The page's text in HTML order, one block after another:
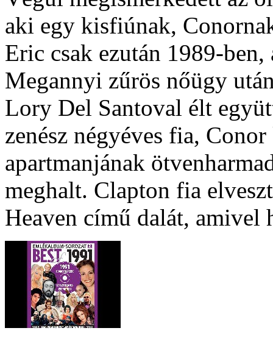
aki egy kisfiúnak,
Eric csak ezután 1989-ben,
Megannyi zűrös nőügy
Lory Del Santoval élt
zenész négyéves fia,
apartmanjának
meghalt. Clapton fia
Heaven című dalát,